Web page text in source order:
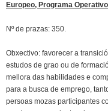
Europeo, Programa
Nº de prazas: 350.
Obxectivo: favorecer a
estudos de grao ou de
mellora das habilidades e
para a busca de emprego,
persoas mozas participantes